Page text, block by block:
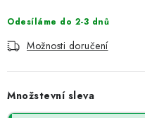
Odesíláme do 2-3 dnů
Možnosti doručení
Množstevní sleva